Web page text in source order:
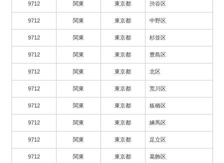
9712 関東 東京都 渋谷区
9712 関東 東京都 中野区
9712 関東 東京都 杉並区
9712 関東 東京都 豊島区
9712 関東 東京都 北区
9712 関東 東京都 荒川区
9712 関東 東京都 板橋区
9712 関東 東京都 練馬区
9712 関東 東京都 足立区
9712 関東 東京都 葛飾区